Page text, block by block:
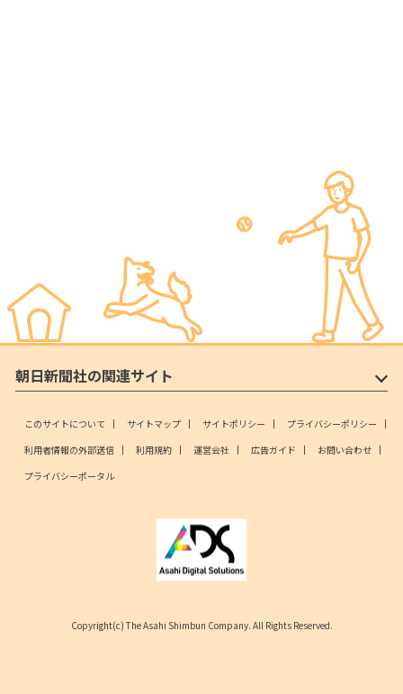
朝日新聞社の関連サイト
このサイトについて サイトマップ サイトポリシー
プライバシーポリシー
利用者情報の外部送信
利用規約 運営会社 広告ガイド
お問い合わせ
プライバシーポータル
Copyright(c) The Asahi Shimbun Company. All Rights Reserved.